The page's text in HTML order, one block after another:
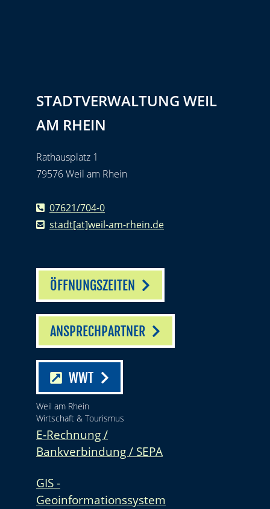
STADTVERWALTUNG WEIL
AM RHEIN
Rathausplatz 1
79576 Weil am Rhein
07621/704-0
stadt[at]weil-am-rhein.de
ÖFFNUNGSZEITEN
ANSPRECHPARTNER
WWT
Weil am Rhein
Wirtschaft & Tourismus
E-Rechnung /
Bankverbindung / SEPA
GIS -
Geoinformationssystem